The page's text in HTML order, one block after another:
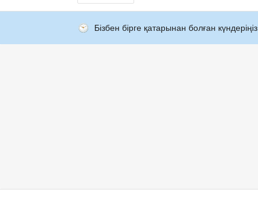
Бізбен бірге қатарынан болған күндеріңіз